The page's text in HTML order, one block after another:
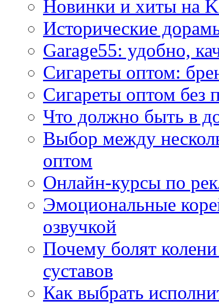
Новинки и хиты на
Исторические
Garage55: удобно,
Сигареты оптом:
Сигареты оптом без
Что должно быть в
Выбор между
оптом
Онлайн-курсы по
Эмоциональные
озвучкой
Почему болят
суставов
Как выбрать